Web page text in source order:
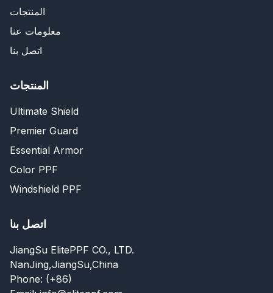
المنتجات
معلومات عنا
اتصل بنا
المنتجات
Ultimate Shield
Premier Guard
Essential Armor
Color PPF
Windshield PPF
اتصل بنا
JiangSu ElitePPF CO., LTD.
NanJing,JiangSu,China
Phone: (+86)